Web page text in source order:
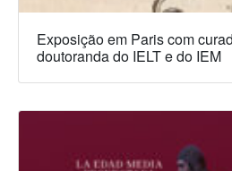
Exposição em Paris com
doutoranda do IELT e do IEM